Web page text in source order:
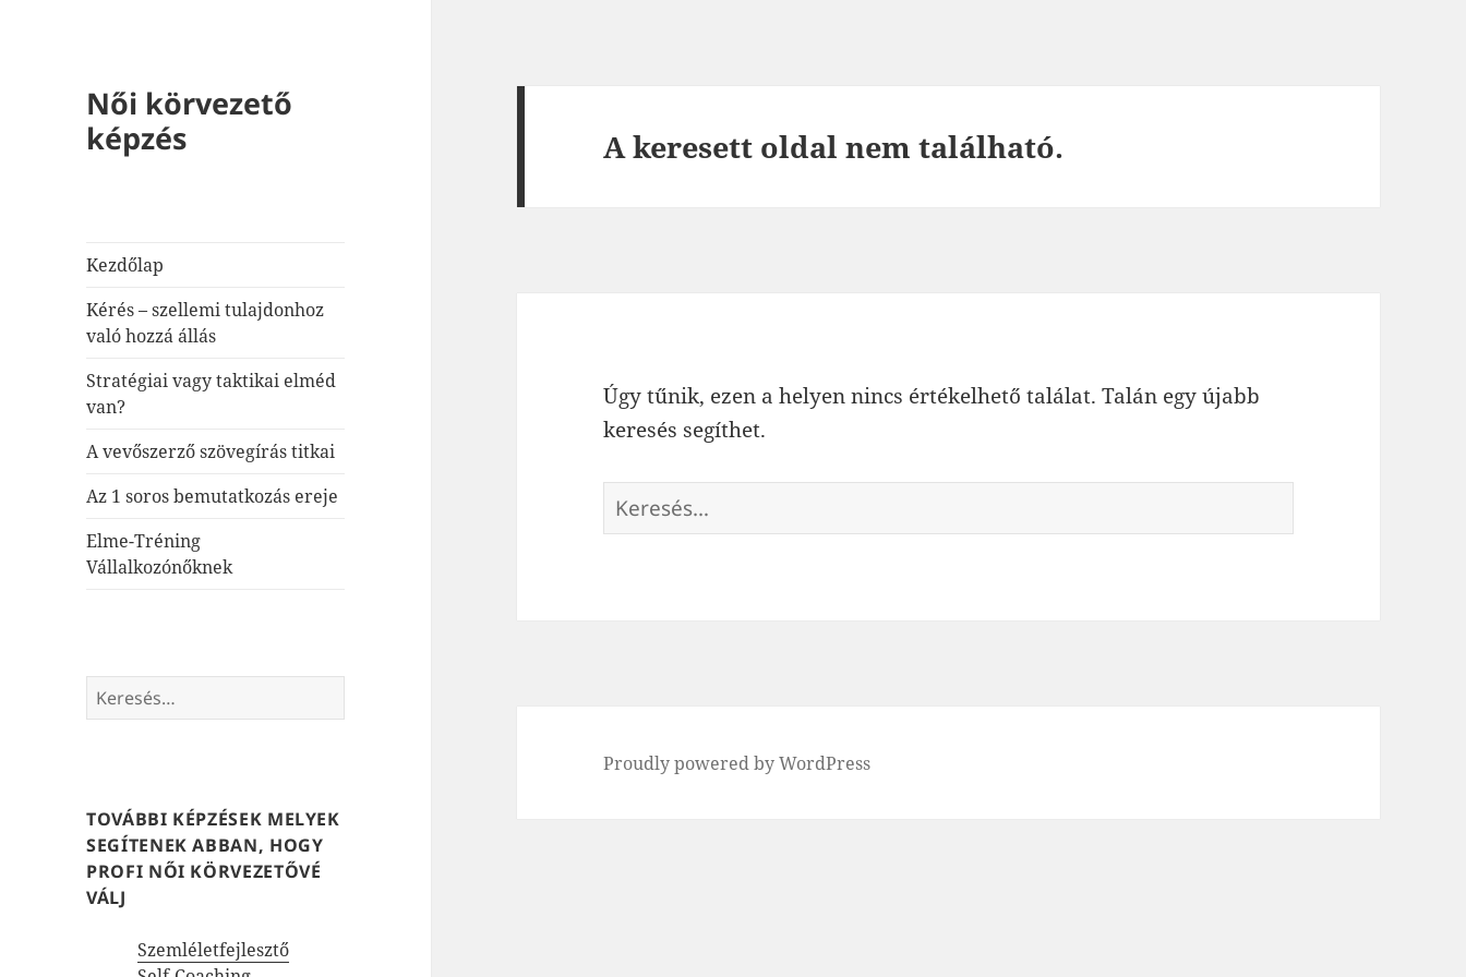
Női körvezető
képzés
Kezdőlap
Kérés – szellemi tulajdonhoz
való hozzá állás
Stratégiai vagy taktikai elméd
van?
A vevőszerző szövegírás titkai
Az 1 soros bemutatkozás ereje
Elme-Tréning
Vállalkozónőknek
Keresés:
TOVÁBBI KÉPZÉSEK MELYEK
SEGÍTENEK ABBAN, HOGY
PROFI NŐI KÖRVEZETŐVÉ
VÁLJ
Szemléletfejlesztő
A keresett oldal nem található.
Úgy tűnik, ezen a helyen nincs értékelhető találat. Talán egy újabb
keresés segíthet.
Keresés:
Proudly powered by WordPress